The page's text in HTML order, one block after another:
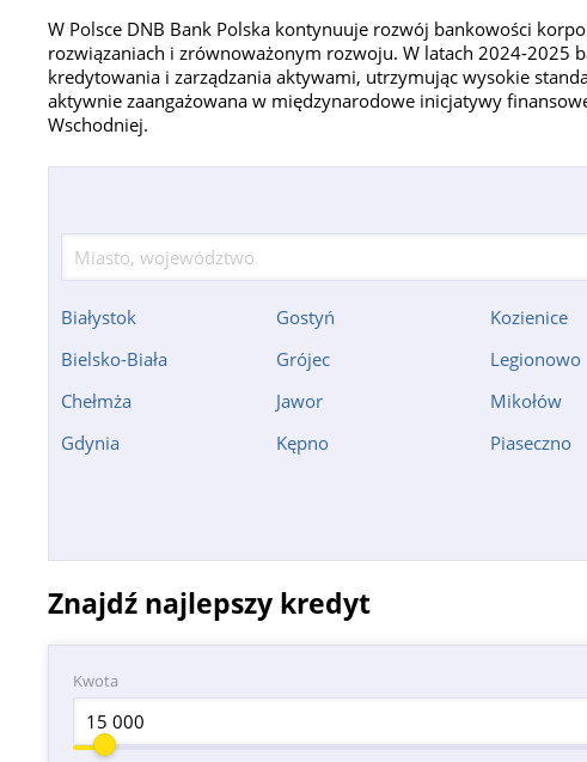
W Polsce DNB Bank Polska kontynuuje rozwój bankowości
rozwiązaniach i zrównoważonym rozwoju. W latach 2024-2025
kredytowania i zarządzania aktywami, utrzymując wysokie
aktywnie zaangażowana w międzynarodowe inicjatywy
Wschodniej.
Białystok
Bielsko-Biała
Chełmża
Gdynia
Gostyń
Grójec
Jawor
Kępno
Kozienice
Legionowo
Mikołów
Piaseczno
Znajdź najlepszy kredyt
Kwota